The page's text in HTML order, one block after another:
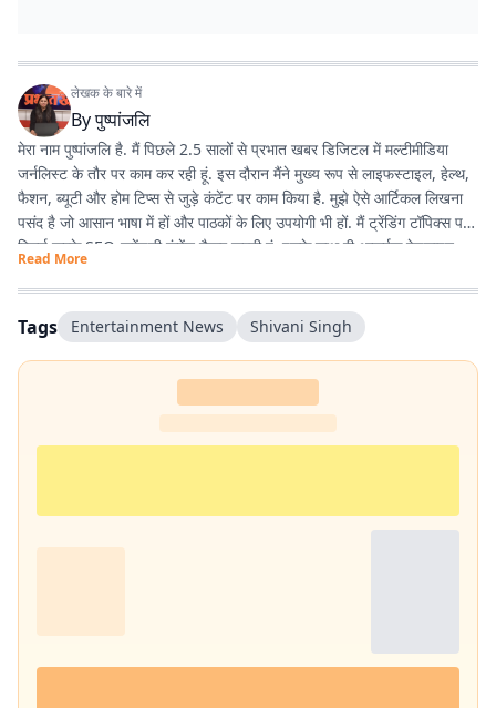
लेखक के बारे में
Byपुष्पांजलि
मेरा नाम पुष्पांजलि है. मैं पिछले 2.5 सालों से प्रभात खबर डिजिटल में मल्टीमीडिया
जर्नलिस्ट के तौर पर काम कर रही हूं. इस दौरान मैंने मुख्य रूप से लाइफस्टाइल, हेल्थ,
फैशन, ब्यूटी और होम टिप्स से जुड़े कंटेंट पर काम किया है. मुझे ऐसे आर्टिकल लिखना
पसंद है जो आसान भाषा में हों और पाठकों के लिए उपयोगी भी हों. मैं ट्रेंडिंग टॉपिक्स पर
रिसर्च करके SEO-फ्रेंडली कंटेंट तैयार करती हूं. इसके साथ ही आकर्षक हेडलाइन
लिखना, सही जानकारी जुटाना और डिजिटल ऑडियंस की पसंद के अनुसार कंटेंट तैयार
करना मेरी प्रमुख जिम्मेदारियों का हिस्सा रहा है. मैं हमेशा नई चीजें सीखने और अपने
लेखन को बेहतर बनाने की कोशिश करती हूं. मेरा उद्देश्य ऐसा कंटेंट तैयार करना है जो
लोगों तक सही जानकारी सरल और दिलचस्प तरीके से पहुंचाए.
Read More
Tags Entertainment News Shivani Singh